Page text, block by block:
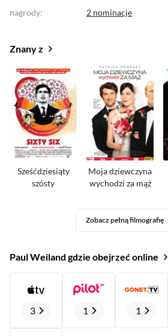
nagrody: 2 nominacje
Znany z
Sześćdziesiąty
szósty
Moja dziewczyna
wychodzi za mąż
Zobacz pełną filmografię
Paul Weiland gdzie obejrzeć online
3 1 1